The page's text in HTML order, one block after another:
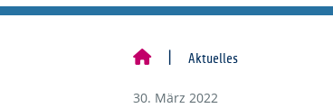
Aktuelles
30. März 2022